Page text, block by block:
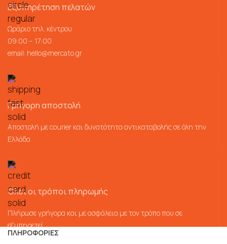
Εξυπηρέτηση πελατών
Ωράριο τηλ. κέντρου
09:00 – 17:00
email: hello@mercato.gr
Γρήγορη αποστολή
Αποστολή με courier και δυνατότητα αντικαταβολής σε όλη την
Ελλάδα
Όλοι οι τρόποι πληρωμής
Πλήρωσε γρήγορα και με ασφάλεια με τον τρόπο που σε
εξυπηρετεί
ΠΛΗΡΟΦΟΡΙΕΣ